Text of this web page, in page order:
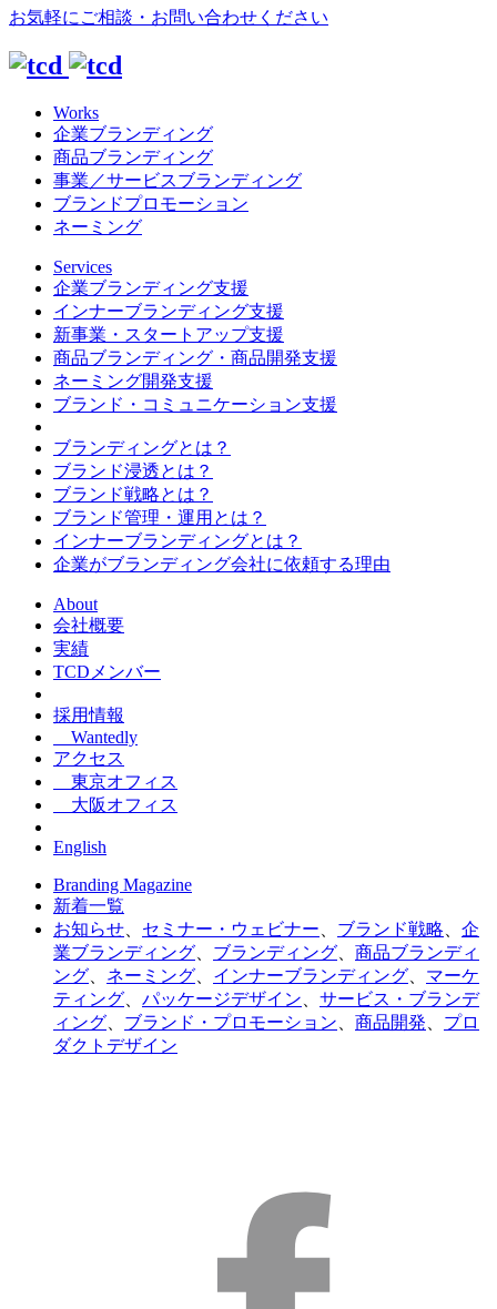
お気軽にご相談・お問い合わせください
Works
企業ブランディング
商品ブランディング
事業／サービスブランディング
ブランドプロモーション
ネーミング
Services
企業ブランディング支援
インナーブランディング支援
新事業・スタートアップ支援
商品ブランディング・商品開発支援
ネーミング開発支援
ブランド・コミュニケーション支援
ブランディングとは？
ブランド浸透とは？
ブランド戦略とは？
ブランド管理・運用とは？
インナーブランディングとは？
企業がブランディング会社に依頼する理由
About
会社概要
実績
TCDメンバー
採用情報
Wantedly
アクセス
東京オフィス
大阪オフィス
English
Branding Magazine
新着一覧
お知らせ
セミナー・ウェビナー ブランド戦略
企
業ブランディング
ブランディング
商品ブランディ
ング
ネーミング インナーブランディング
マーケ
ティング
パッケージデザイン
サービス・ブランデ
ィング
ブランド・プロモーション 商品開発
プロ
ダクトデザイン